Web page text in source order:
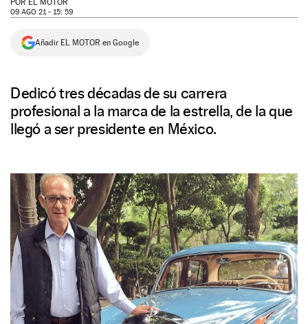
NEWSLETTER
POR EL MOTOR
09 AGO 21 - 15: 59
Añadir EL MOTOR en Google
Dedicó tres décadas de su carrera
profesional a la marca de la estrella, de la que
llegó a ser presidente en México.